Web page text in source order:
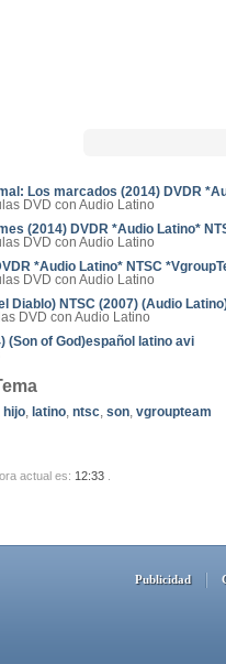
Los marcados (2014) DVDR
DVD con Audio Latino
(2014) DVDR *Audio Latino*
DVD con Audio Latino
*Audio Latino* NTSC
DVD con Audio Latino
Diablo) NTSC (2007) (Audio
DVD con Audio Latino
(Son of God)español latino avi
hijo, latino, ntsc, son, vgroupteam
actual es: 12:33
Publicidad